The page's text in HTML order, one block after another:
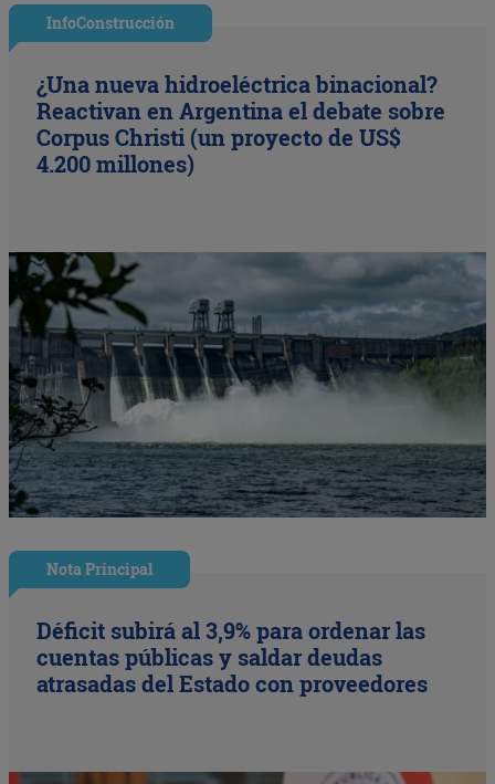
InfoConstrucción
¿Una nueva hidroeléctrica binacional?
Reactivan en Argentina el debate sobre
Corpus Christi (un proyecto de US$
4.200 millones)
Nota Principal
Déficit subirá al 3,9% para ordenar las
cuentas públicas y saldar deudas
atrasadas del Estado con proveedores